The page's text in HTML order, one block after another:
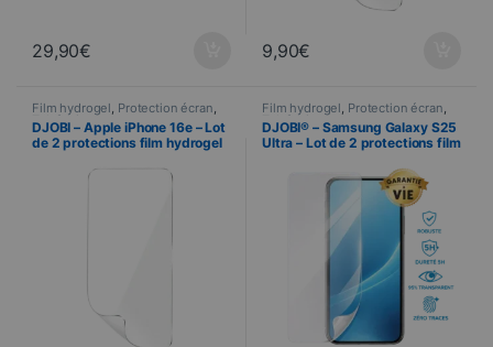
29,90€ 9,90€
Film hydrogel Protection écran
Telefonie
DJOBI – Apple iPhone 16e – Lot
de 2 protections film hydrogel
d’application
Film hydrogel Protection écran
Telefonie
DJOBI® – Samsung Galaxy S25
Ultra – Lot de 2 protections film